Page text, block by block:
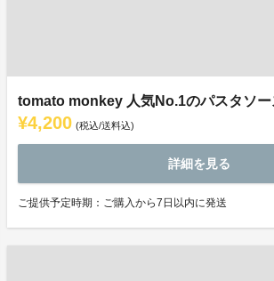
tomato monkey 人気No.1のパスタソー
¥4,200 (税込/送料込)
詳細を見る
ご提供予定時期：ご購入から7日以内に発送